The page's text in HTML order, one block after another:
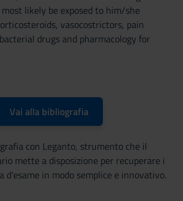
likely be exposed to him/she
vasocostrictors, pain
drugs and pharmacology for
Vai alla bibliografia
con Leganto, strumento che il
mette a disposizione per recuperare i
d'esame in modo semplice e innovativo.